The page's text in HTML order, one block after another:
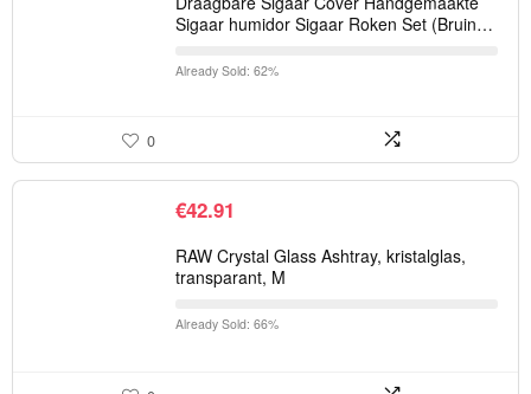
Sigaar humidor Sigaar Roken Set (Bruin…
Already Sold: 62%
0
€42.91
RAW Crystal Glass Ashtray, kristalglas,
transparant, M
Already Sold: 66%